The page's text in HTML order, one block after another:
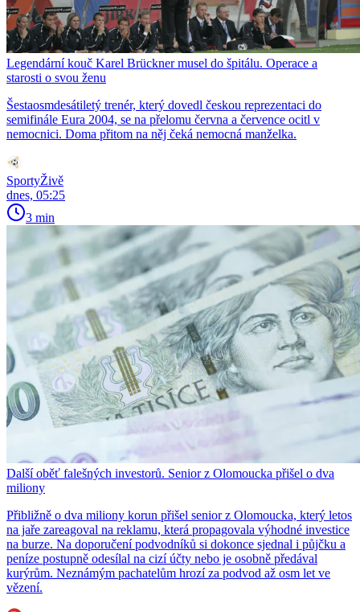
Legendární kouč Karel Brückner musel do špitálu. Operace a
starosti o svou ženu
Šestaosmdesátiletý trenér, který dovedl českou reprezentaci do
semifinále Eura 2004, se na přelomu června a července ocitl v
nemocnici. Doma přitom na něj čeká nemocná manželka.
SportyŽivě
dnes, 05:25
3 min
Další oběť falešných investorů. Senior z Olomoucka přišel o dva
miliony
Přibližně o dva miliony korun přišel senior z Olomoucka, který letos
na jaře zareagoval na reklamu, která propagovala výhodné investice
na burze. Na doporučení podvodníků si dokonce sjednal i půjčku a
peníze postupně odesílal na cizí účty nebo je osobně předával
kurýrům. Neznámým pachatelům hrozí za podvod až osm let ve
vězení.